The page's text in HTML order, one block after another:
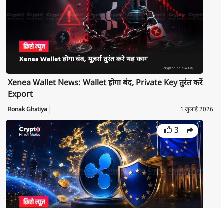
Xenea Wallet News: Wallet होगा बंद, Private Key तुरंत करें
Export
Ronak Ghatiya 1 जुलाई 2026
3